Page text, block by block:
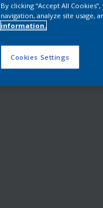
By clicking “Accept All
navigation, analyze site usage,
information.
Cookies Settings